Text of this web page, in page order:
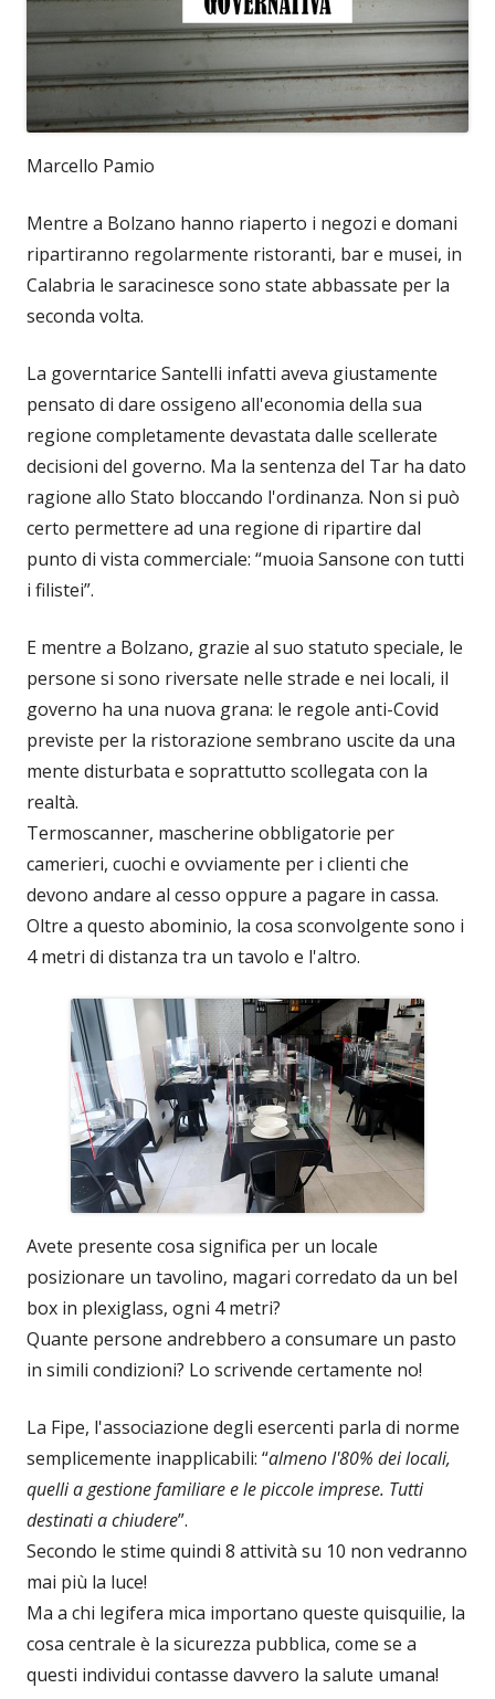
Marcello Pamio
Mentre a Bolzano hanno riaperto i negozi e domani
ripartiranno regolarmente ristoranti, bar e musei, in
Calabria le saracinesce sono state abbassate per la
seconda volta.
La governtarice Santelli infatti aveva giustamente
pensato di dare ossigeno all'economia della sua
regione completamente devastata dalle scellerate
decisioni del governo. Ma la sentenza del Tar ha dato
ragione allo Stato bloccando l'ordinanza. Non si può
certo permettere ad una regione di ripartire dal
punto di vista commerciale: “muoia Sansone con tutti
i filistei”.
E mentre a Bolzano, grazie al suo statuto speciale, le
persone si sono riversate nelle strade e nei locali, il
governo ha una nuova grana: le regole anti-Covid
previste per la ristorazione sembrano uscite da una
mente disturbata e soprattutto scollegata con la
realtà.
Termoscanner, mascherine obbligatorie per
camerieri, cuochi e ovviamente per i clienti che
devono andare al cesso oppure a pagare in cassa.
Oltre a questo abominio, la cosa sconvolgente sono i
4 metri di distanza tra un tavolo e l'altro.
Avete presente cosa significa per un locale
posizionare un tavolino, magari corredato da un bel
box in plexiglass, ogni 4 metri?
Quante persone andrebbero a consumare un pasto
in simili condizioni? Lo scrivende certamente no!
La Fipe, l'associazione degli esercenti parla di norme
semplicemente inapplicabili: “almeno l'80% dei locali,
quelli a gestione familiare e le piccole imprese. Tutti
destinati a chiudere”.
Secondo le stime quindi 8 attività su 10 non vedranno
mai più la luce!
Ma a chi legifera mica importano queste quisquilie, la
cosa centrale è la sicurezza pubblica, come se a
questi individui contasse davvero la salute umana!